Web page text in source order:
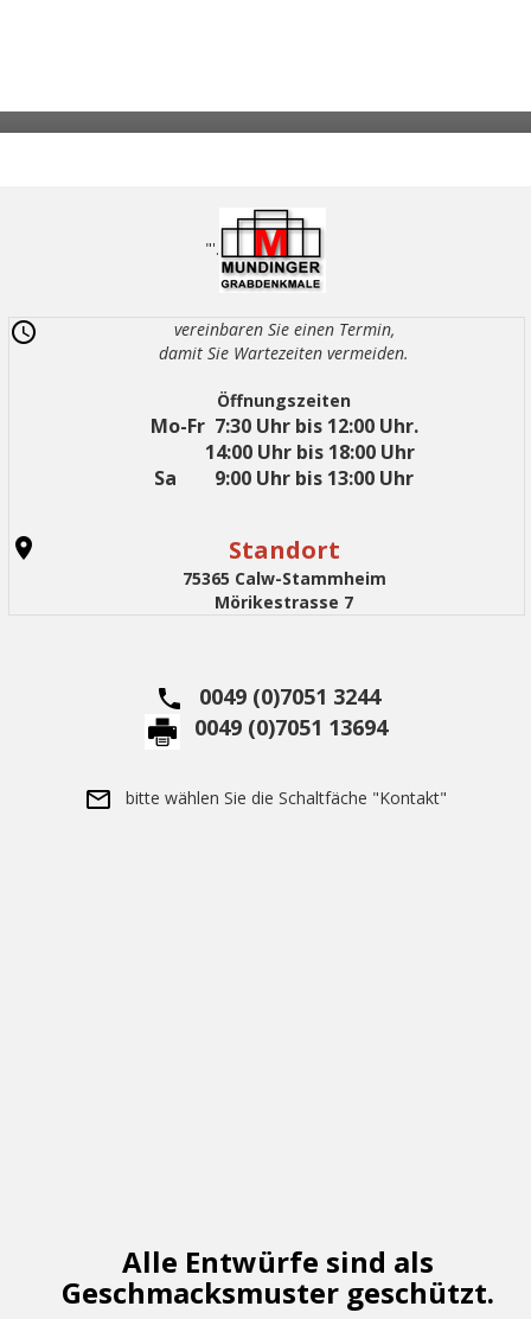
"'.
vereinbaren Sie einen Termin,
damit Sie Wartezeiten vermeiden.
Öffnungszeiten
Mo-Fr 7:30 Uhr bis 12:00 Uhr.
14:00 Uhr bis 18:00 Uhr
Sa 9:00 Uhr bis 13:00 Uhr
Standort
75365 Calw-Stammheim
Mörikestrasse 7
0049 (0)7051 3244
0049 (0)7051 13694
bitte wählen Sie die Schaltfäche "Kontakt"
Alle Entwürfe sind als
Geschmacksmuster geschützt.